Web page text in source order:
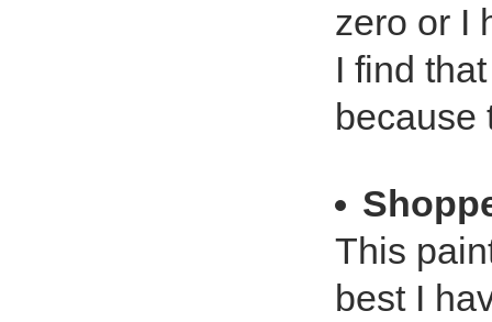
zero or I
I find
because
This
best I